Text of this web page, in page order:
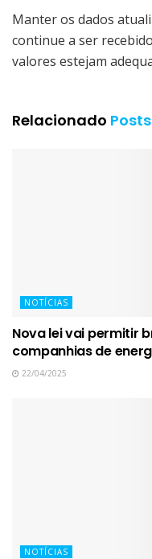
Manter os dados
continue a ser
valores estejam
Relacionado Posts
NOTÍCIAS
Nova lei vai permitir
companhias de
22/04/2025
NOTÍCIAS